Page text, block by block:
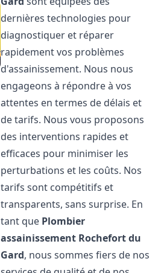
dernières technologies pour
diagnostiquer et réparer
rapidement vos problèmes
d'assainissement. Nous nous
engageons à répondre à vos
attentes en termes de délais et
de tarifs. Nous vous proposons
des interventions rapides et
efficaces pour minimiser les
perturbations et les coûts. Nos
tarifs sont compétitifs et
transparents, sans surprise. En
tant que Plombier
assainissement Rochefort du
Gard, nous sommes fiers de nos